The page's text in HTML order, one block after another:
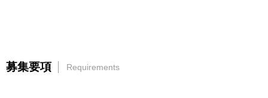
募集要項 Requirements